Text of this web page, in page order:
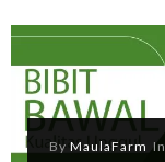
By MaulaFarm In